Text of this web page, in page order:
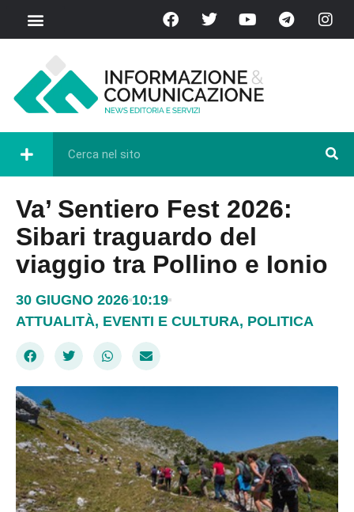
Va’ Sentiero Fest 2026:
Sibari traguardo del
viaggio tra Pollino e Ionio
30 GIUGNO 2026 10:19
ATTUALITÀ, EVENTI E CULTURA, POLITICA